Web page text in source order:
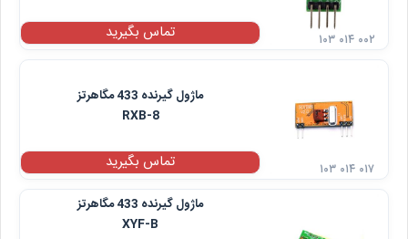
تماس بگیرید ۱۰۳ ۰۱۴ ۰۰۲
ماژول گیرنده 433 مگاهرتز
RXB-8
تماس بگیرید
۱۰۳ ۰۱۴ ۰۱۷
ماژول گیرنده 433 مگاهرتز
XYF-B